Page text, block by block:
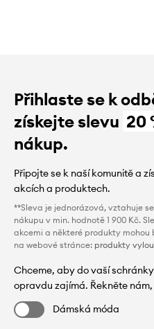
Přihlaste se k
získejte slevu 20
nákup.
Připojte se k naší komunitě a
akcích a produktech.
**Sleva je jednorázová, vztahuje
nákupu v min. hodnotě 1 900 Kč.
akcemi a některé produkty mohou
na webové stránce: produkty
Chceme, aby do vaší
opravdu zajímá. Řekněte
Dámská móda